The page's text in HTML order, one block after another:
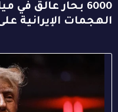
6000 بحار عالق
الهجمات الإيرانية